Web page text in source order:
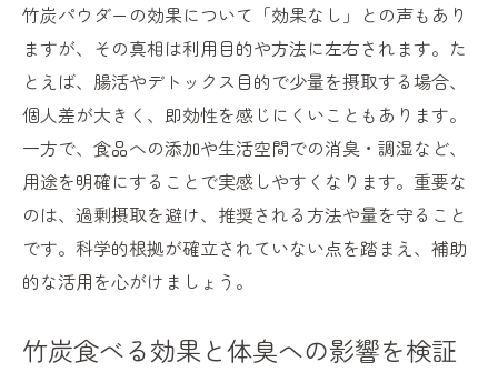
竹炭パウダーの効果なしと感じる理由
竹炭サプリメントの安全な選び方のコツ
竹炭摂取で健康維持するためのポイント
暮らしを変える竹炭の消臭・調湿効果
置くだけ竹炭の効果と使い方を解説
竹炭で生活空間の体臭対策を実施する方法
竹炭の消臭・調湿効果の持続性はどうか
半永久的に使える竹炭の特徴とは
竹炭が湿気やカビ対策に有効な理由
竹炭パウダーの効果について「効果なし」との声もあり
ますが、その真相は利用目的や方法に左右されます。た
とえば、腸活やデトックス目的で少量を摂取する場合、
個人差が大きく、即効性を感じにくいこともあります。
一方で、食品への添加や生活空間での消臭・調湿など、
用途を明確にすることで実感しやすくなります。重要な
のは、過剰摂取を避け、推奨される方法や量を守ること
です。科学的根拠が確立されていない点を踏まえ、補助
的な活用を心がけましょう。
竹炭食べる効果と体臭への影響を検証